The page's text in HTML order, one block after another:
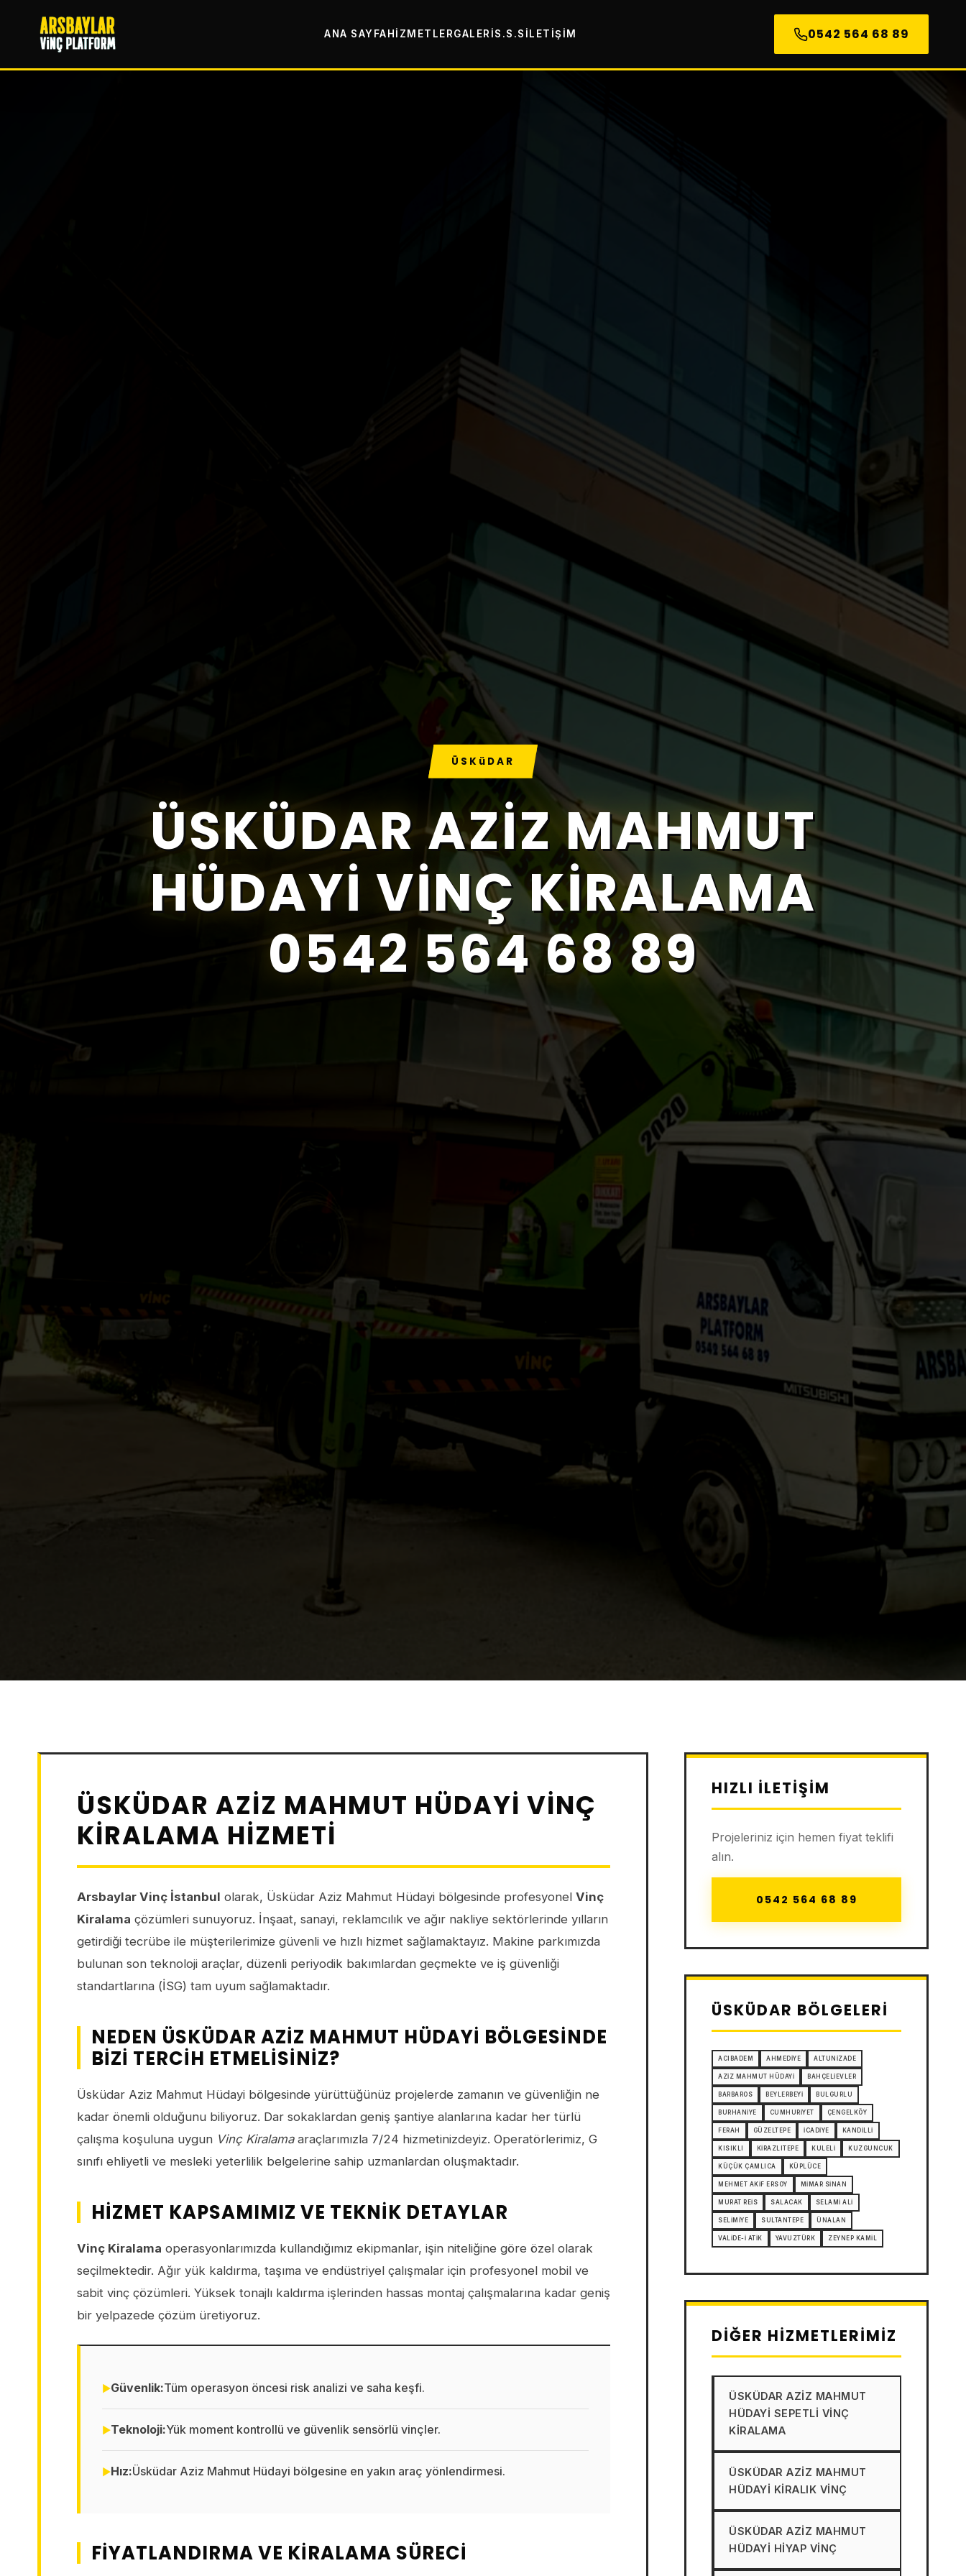
ANA SAYFA HIZMETLERGALERIS.S.S İLETIŞIM 0542 564 68 89
ÜSKüDAR
ÜSKÜDAR AZIZ MAHMUT
HÜDAYI VINÇ KIRALAMA
0542 564 68 89
ÜSKÜDAR AZIZ MAHMUT HÜDAYI VINÇ
KIRALAMA HIZMETI
Arsbaylar Vinç İstanbul olarak, Üsküdar Aziz Mahmut Hüdayi bölgesinde profesyonel Vinç
Kiralama çözümleri sunuyoruz. İnşaat, sanayi, reklamcılık ve ağır nakliye sektörlerinde yılların
getirdiği tecrübe ile müşterilerimize güvenli ve hızlı hizmet sağlamaktayız. Makine parkımızda
bulunan son teknoloji araçlar, düzenli periyodik bakımlardan geçmekte ve iş güvenliği
standartlarına (İSG) tam uyum sağlamaktadır.
NEDEN ÜSKÜDAR AZIZ MAHMUT HÜDAYI BÖLGESINDE
BIZI TERCIH ETMELISINIZ?
Üsküdar Aziz Mahmut Hüdayi bölgesinde yürüttüğünüz projelerde zamanın ve güvenliğin ne
kadar önemli olduğunu biliyoruz. Dar sokaklardan geniş şantiye alanlarına kadar her türlü
çalışma koşuluna uygun Vinç Kiralamaaraçlarımızla 7/24 hizmetinizdeyiz. Operatörlerimiz, G
sınıfı ehliyetli ve mesleki yeterlilik belgelerine sahip uzmanlardan oluşmaktadır.
HIZMET KAPSAMIMIZ VE TEKNIK DETAYLAR
Vinç Kiralama operasyonlarımızda kullandığımız ekipmanlar, işin niteliğine göre özel olarak
seçilmektedir. Ağır yük kaldırma, taşıma ve endüstriyel çalışmalar için profesyonel mobil ve
sabit vinç çözümleri. Yüksek tonajlı kaldırma işlerinden hassas montaj çalışmalarına kadar geniş
bir yelpazede çözüm üretiyoruz.
Güvenlik:Tüm operasyon öncesi risk analizi ve saha keşfi.
Teknoloji:Yük moment kontrollü ve güvenlik sensörlü vinçler.
Hız:Üsküdar Aziz Mahmut Hüdayi bölgesine en yakın araç yönlendirmesi.
FIYATLANDIRMA VE KIRALAMA SÜRECI
HIZLI İLETIŞIM
Projeleriniz için hemen fiyat teklifi
alın.
0542 564 68 89
ÜSKÜDAR BÖLGELERI
ACIBADEM AHMEDIYE ALTUNIZADE
AZIZ MAHMUT HÜDAYI BAHÇELIEVLER
BARBAROS BEYLERBEYI BULGURLU
BURHANIYE CUMHURIYET ÇENGELKÖY
FERAH GÜZELTEPE İCADIYE KANDILLI
KISIKLI KIRAZLITEPE KULELI KUZGUNCUK
KÜÇÜK ÇAMLICA KÜPLÜCE
MEHMET AKIF ERSOY MIMAR SINAN
MURAT REIS SALACAK SELAMI ALI
SELIMIYE SULTANTEPE ÜNALAN
VALIDE-I ATIK YAVUZTÜRK ZEYNEP KAMIL
DIĞER HIZMETLERIMIZ
ÜSKÜDAR AZIZ MAHMUT
HÜDAYI SEPETLI VINÇ
KIRALAMA
ÜSKÜDAR AZIZ MAHMUT
HÜDAYI KIRALIK VINÇ
ÜSKÜDAR AZIZ MAHMUT
HÜDAYI HIYAP VINÇ